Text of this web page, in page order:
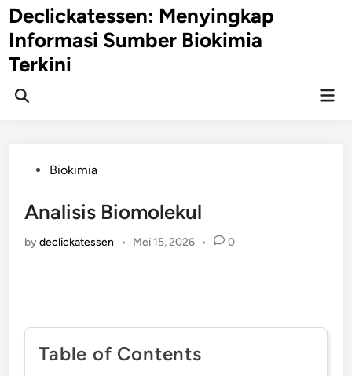
Skip
to
content
Declickatessen: Menyingkap
Informasi Sumber Biokimia
Terkini
Open
PostedBiokimia
Analisis Biomolekul
bydeclickatessen • Mei 15, 2026 • 0
Table of Contents